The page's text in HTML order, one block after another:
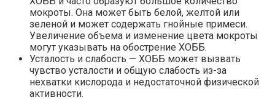
мокроты. Она может быть белой, желтой или
зеленой и может содержать гнойные примеси.
Увеличение объема и изменение цвета мокроты
могут указывать на обострение ХОББ.
Усталость и слабость — ХОББ может вызвать
чувство усталости и общую слабость из-за
нехватки кислорода и недостаточной физической
активности.